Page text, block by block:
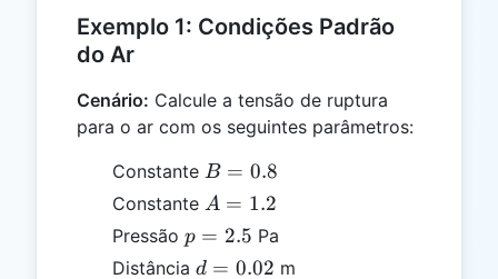
Exemplo 1: Condições Padrão
do Ar
Cenário: Calcule a tensão de ruptura
para o ar com os seguintes parâmetros:
Constante B
=
B = 0.8
Constante A
1.2
A = 1.2
Pressão p
=
p = 2.5 Pa
Distância d =
d = 0.02 m